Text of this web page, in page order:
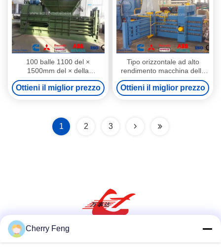
100 balle 1100 del ×
1500mm del × della
macchina della stampa della
carta della pressa per balle
della carta straccia di
Ottieni il miglior prezzo
Tipo orizzontale ad alto
rendimento macchina della
pressa-affastellatrice della
carta straccia con il motore di
Siemens
Ottieni il miglior prezzo
1 2 3
Social media
Cherry Feng